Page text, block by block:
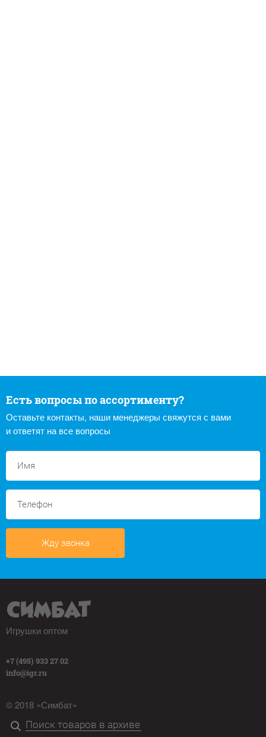
Есть вопросы по ассортименту?
Оставьте контакты, наши менеджеры свяжутся с вами
и ответят на все вопросы
Жду звонка
Игрушки оптом
+7 (495) 933 27 02
info@igr.ru
© 2018 «Симбат»